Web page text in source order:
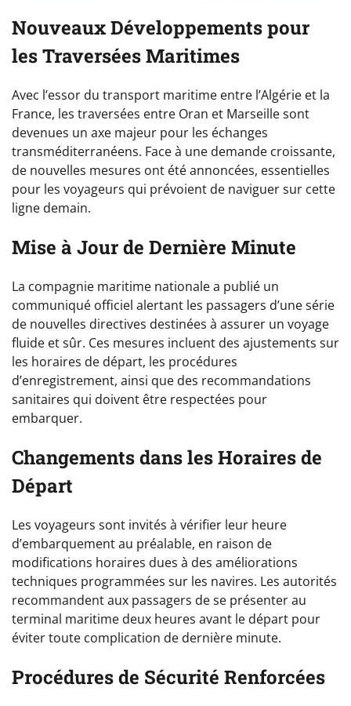
Nouveaux Développements pour
les Traversées Maritimes
Avec l’essor du transport maritime entre l’Algérie et la
France, les traversées entre Oran et Marseille sont
devenues un axe majeur pour les échanges
transméditerranéens. Face à une demande croissante,
de nouvelles mesures ont été annoncées, essentielles
pour les voyageurs qui prévoient de naviguer sur cette
ligne demain.
Mise à Jour de Dernière Minute
La compagnie maritime nationale a publié un
communiqué officiel alertant les passagers d’une série
de nouvelles directives destinées à assurer un voyage
fluide et sûr. Ces mesures incluent des ajustements sur
les horaires de départ, les procédures
d’enregistrement, ainsi que des recommandations
sanitaires qui doivent être respectées pour
embarquer.
Changements dans les Horaires de
Départ
Les voyageurs sont invités à vérifier leur heure
d’embarquement au préalable, en raison de
modifications horaires dues à des améliorations
techniques programmées sur les navires. Les autorités
recommandent aux passagers de se présenter au
terminal maritime deux heures avant le départ pour
éviter toute complication de dernière minute.
Procédures de Sécurité Renforcées